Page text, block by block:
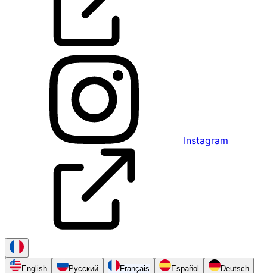
Instagram
English Русский Français Español Deutsch